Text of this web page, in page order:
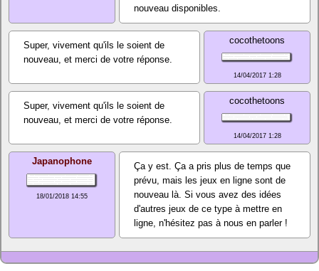
nouveau disponibles.
Super, vivement qu'ils le soient de
nouveau, et merci de votre réponse.
cocothetoons
14/04/2017 1:28
Super, vivement qu'ils le soient de
nouveau, et merci de votre réponse.
cocothetoons
14/04/2017 1:28
Japanophone
18/01/2018 14:55
Ça y est. Ça a pris plus de temps que
prévu, mais les jeux en ligne sont de
nouveau là. Si vous avez des idées
d'autres jeux de ce type à mettre en
ligne, n'hésitez pas à nous en parler !